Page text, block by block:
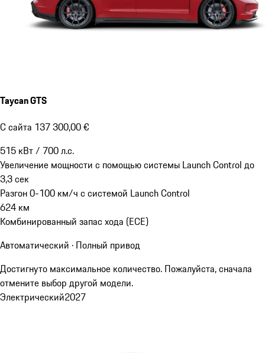
Taycan GTS
С сайта 137 300,00 €
515 кВт/ 700л.с.
Увеличение мощности с помощью системы Launch Control до
3,3сек
Разгон 0-100 км/ч с системой Launch Control
624 км
Комбинированный запас хода (ECE)
Автоматический · Полный привод
Достигнуто максимальное количество. Пожалуйста, сначала
отмените выбор другой модели.
Электрический2027